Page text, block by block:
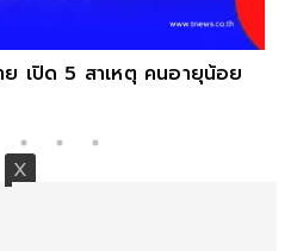
เปิด 5 สาเหตุ คนอายุน้อย